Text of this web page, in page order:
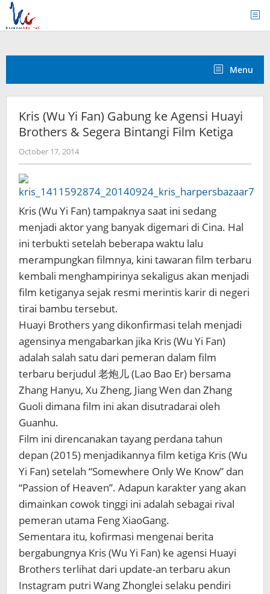
Skip
content
Menu
Kris (Wu Yi Fan) Gabung ke Agensi Huayi
Brothers & Segera Bintangi Film Ketiga
October 17, 2014by
Koreanindo
Kris (Wu Yi Fan) tampaknya saat ini sedang
menjadi aktor yang banyak digemari di Cina. Hal
ini terbukti setelah beberapa waktu lalu
merampungkan filmnya, kini tawaran film terbaru
kembali menghampirinya sekaligus akan menjadi
film ketiganya sejak resmi merintis karir di negeri
tirai bambu tersebut.
Huayi Brothers yang dikonfirmasi telah menjadi
agensinya mengabarkan jika Kris (Wu Yi Fan)
adalah salah satu dari pemeran dalam film
terbaru berjudul 老炮儿 (Lao Bao Er) bersama
Zhang Hanyu, Xu Zheng, Jiang Wen dan Zhang
Guoli dimana film ini akan disutradarai oleh
Guanhu.
Film ini direncanakan tayang perdana tahun
depan (2015) menjadikannya film ketiga Kris (Wu
Yi Fan) setelah “Somewhere Only We Know” dan
“Passion of Heaven”. Adapun karakter yang akan
dimainkan cowok tinggi ini adalah sebagai rival
pemeran utama Feng XiaoGang.
Sementara itu, kofirmasi mengenai berita
bergabungnya Kris (Wu Yi Fan) ke agensi Huayi
Brothers terlihat dari update-an terbaru akun
Instagram putri Wang Zhonglei selaku pendiri